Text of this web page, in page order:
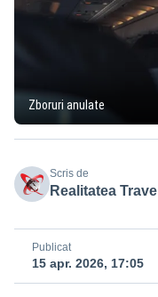
Zboruri anulate
Scris de
Realitatea Travel
Publicat
15 apr. 2026, 17:05